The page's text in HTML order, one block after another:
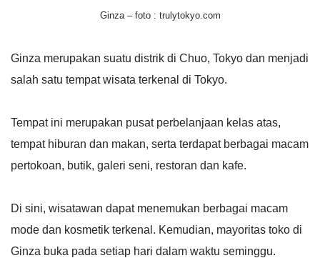
Ginza – foto : trulytokyo.com
Ginza merupakan suatu distrik di Chuo, Tokyo dan menjadi
salah satu tempat wisata terkenal di Tokyo.
Tempat ini merupakan pusat perbelanjaan kelas atas,
tempat hiburan dan makan, serta terdapat berbagai macam
pertokoan, butik, galeri seni, restoran dan kafe.
Di sini, wisatawan dapat menemukan berbagai macam
mode dan kosmetik terkenal. Kemudian, mayoritas toko di
Ginza buka pada setiap hari dalam waktu seminggu.